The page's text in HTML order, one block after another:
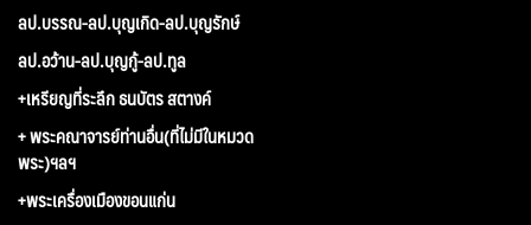
ลป.บรรณ-ลป.บุญเกิด-ลป.บุญรักษ์
ลป.อว้าน-ลป.บุญกู้-ลป.ทูล
+เหรียญที่ระลึก ธนบัตร สตางค์
+ พระคณาจารย์ท่านอื่น(ที่ไม่มีในหมวด
พระ)ฯลฯ
+พระเครื่องเมืองขอนแก่น